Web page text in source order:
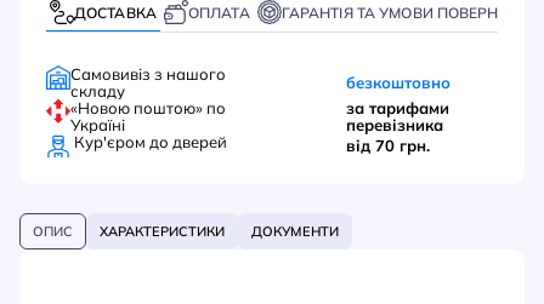
ДОСТАВКА ОПЛАТА ГАРАНТІЯ ТА УМОВИ ПОВЕРНЕННЯ
Самовивіз з нашого
складу
безкоштовно
«Новою поштою» по
Україні
за тарифами
перевізника
Кур'єром до дверей від 70 грн.
ОПИС ХАРАКТЕРИСТИКИ ДОКУМЕНТИ